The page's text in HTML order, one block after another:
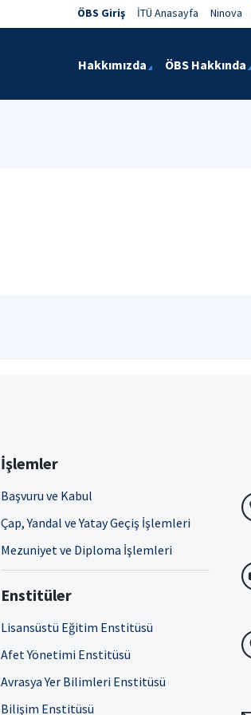
ÖBS Giriş İTÜ Anasayfa Ninova
Hakkımızda ÖBS Hakkında
İşlemler
Başvuru ve Kabul
Çap, Yandal ve Yatay Geçiş İşlemleri
Mezuniyet ve Diploma İşlemleri
Enstitüler
Lisansüstü Eğitim Enstitüsü
Afet Yönetimi Enstitüsü
Avrasya Yer Bilimleri Enstitüsü
Bilişim Enstitüsü